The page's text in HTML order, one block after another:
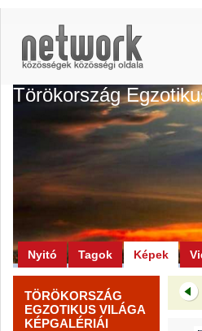
Törökország
Nyitó Tagok Képek
TÖRÖKORSZÁG
EGZOTIKUS VILÁGA
KÉPGALÉRIÁI